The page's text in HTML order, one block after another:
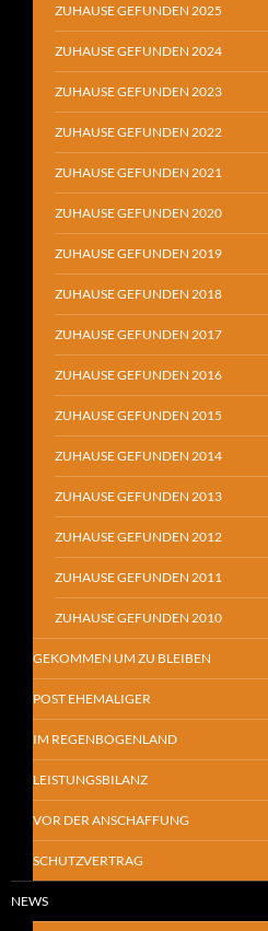
ZUHAUSE GEFUNDEN 2025
ZUHAUSE GEFUNDEN 2024
ZUHAUSE GEFUNDEN 2023
ZUHAUSE GEFUNDEN 2022
ZUHAUSE GEFUNDEN 2021
ZUHAUSE GEFUNDEN 2020
ZUHAUSE GEFUNDEN 2019
ZUHAUSE GEFUNDEN 2018
ZUHAUSE GEFUNDEN 2017
ZUHAUSE GEFUNDEN 2016
ZUHAUSE GEFUNDEN 2015
ZUHAUSE GEFUNDEN 2014
ZUHAUSE GEFUNDEN 2013
ZUHAUSE GEFUNDEN 2012
ZUHAUSE GEFUNDEN 2011
ZUHAUSE GEFUNDEN 2010
GEKOMMEN UM ZU BLEIBEN
POST EHEMALIGER
IM REGENBOGENLAND
LEISTUNGSBILANZ
VOR DER ANSCHAFFUNG
SCHUTZVERTRAG
NEWS